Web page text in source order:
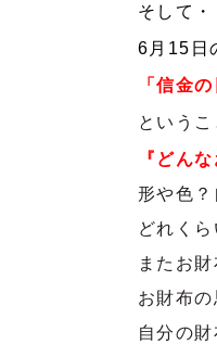
そして・
6月15日
「信金
という
『どん
形や色？
どれく
またお
お財布の
自分の